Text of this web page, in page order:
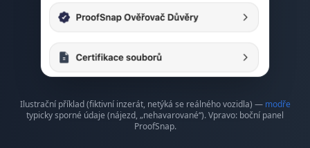
Ilustrační příklad (fiktivní inzerát, netýká se reálného vozidla) — modře
typicky sporné údaje (nájezd, „nehavarované“). Vpravo: boční panel
ProofSnap.